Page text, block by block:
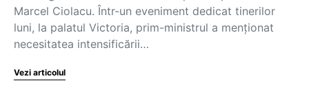
Marcel Ciolacu. Într-un eveniment dedicat tinerilor
luni, la palatul Victoria, prim-ministrul a menționat
necesitatea intensificării…
Vezi articolul